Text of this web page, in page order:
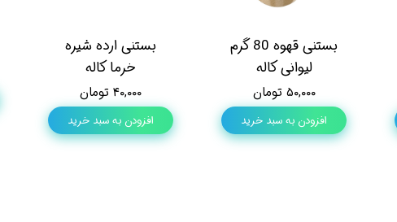
بستنی قهوه 80 گرم
لیوانی کاله
۵۰,۰۰۰ تومان
افزودن به سبد خرید
بستنی ارده شیره
خرما کاله
۴۰,۰۰۰ تومان
افزودن به سبد خرید